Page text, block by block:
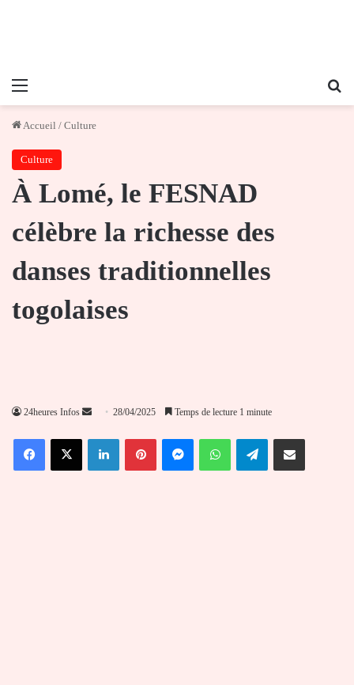
Menu
Accueil / Culture
Culture
À Lomé, le FESNAD
célèbre la richesse des
danses traditionnelles
togolaises
24heures Infos
Envoyer
courriel
28/04/2025 Temps de lecture 1 minute
FacebookX LinkedinPinterestMessengerWhatsAppTelegramPartager par email